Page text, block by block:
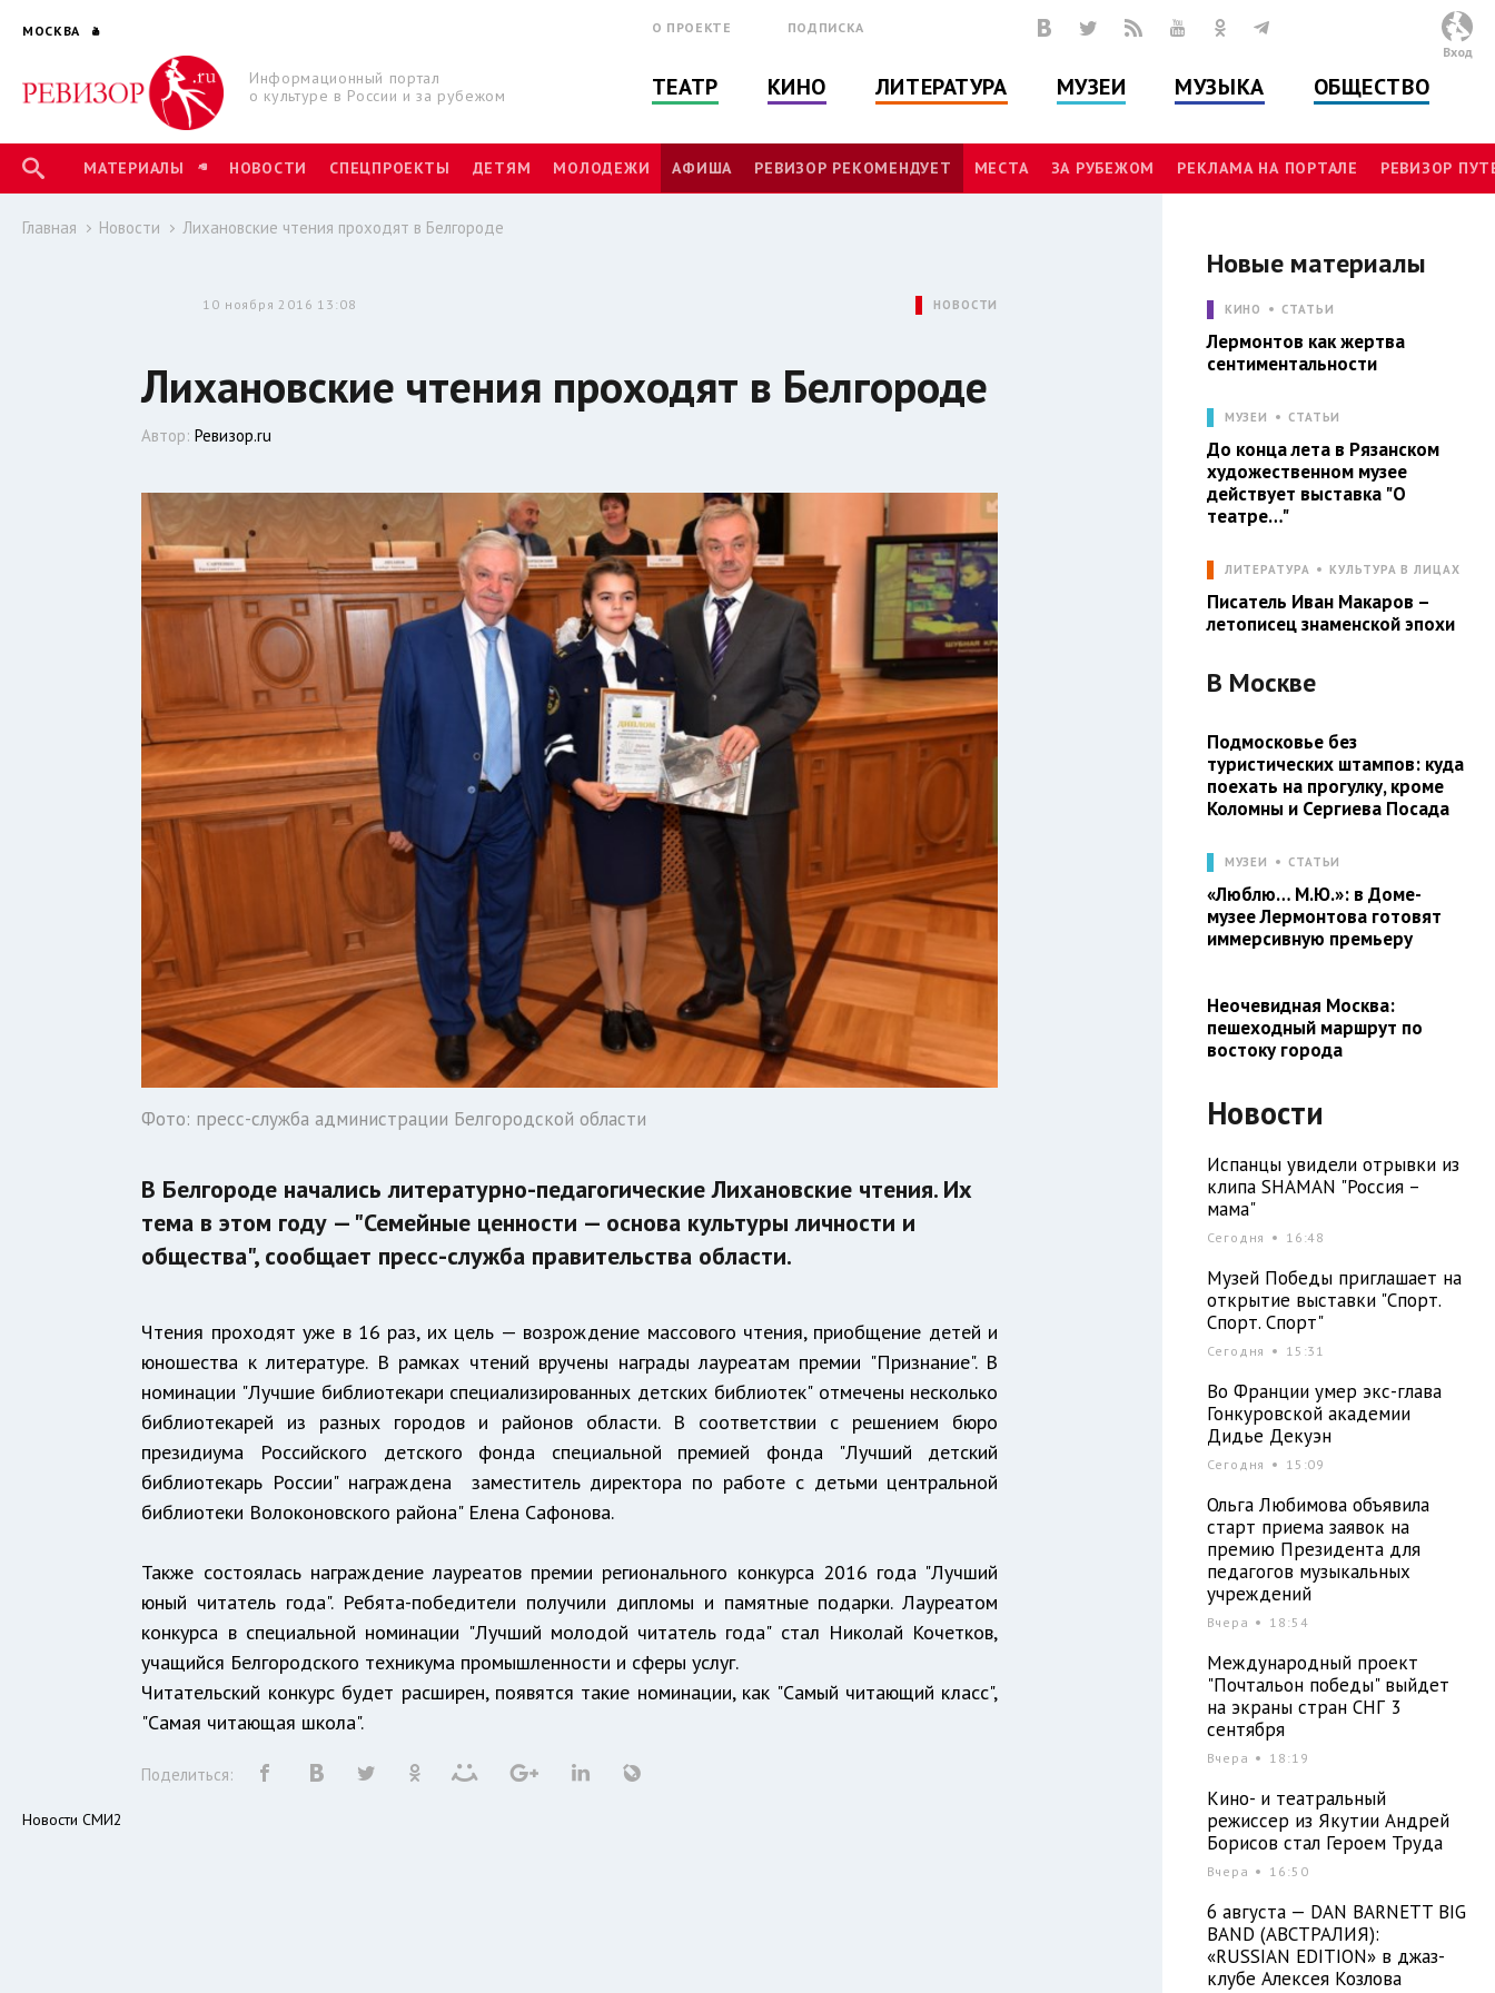
МОСКВА
Информационный портал
о культуре в России и за рубежом
О ПРОЕКТЕ ПОДПИСКА
ТЕАТР КИНО ЛИТЕРАТУРА МУЗЕИ МУЗЫКА ОБЩЕСТВО
Вход
МАТЕРИАЛЫ НОВОСТИ СПЕЦПРОЕКТЫ ДЕТЯМ МОЛОДЕЖИ АФИША РЕВИЗОР РЕКОМЕНДУЕТ МЕСТА ЗА РУБЕЖОМ РЕКЛАМА НА ПОРТАЛЕ РЕВИЗОР
Главная Новости Лихановские чтения проходят в Белгороде
10 ноября 2016 13:08 НОВОСТИ
Лихановские чтения проходят в Белгороде
Автор:Ревизор.ru
Фото: пресс-служба администрации Белгородской области
В Белгороде начались литературно-педагогические Лихановские чтения. Их
тема в этом году — "Семейные ценности — основа культуры личности и
общества", сообщает пресс-служба правительства области.
Чтения проходят уже в 16 раз, их цель — возрождение массового чтения, приобщение детей и
юношества к литературе. В рамках чтений вручены награды лауреатам премии "Признание". В
номинации "Лучшие библиотекари специализированных детских библиотек" отмечены несколько
библиотекарей из разных городов и районов области. В соответствии с решением бюро
президиума Российского детского фонда специальной премией фонда "Лучший детский
библиотекарь России" награждена заместитель директора по работе с детьми центральной
библиотеки Волоконовского района" Елена Сафонова.
Также состоялась награждение лауреатов премии регионального конкурса 2016 года "Лучший
юный читатель года". Ребята-победители получили дипломы и памятные подарки. Лауреатом
конкурса в специальной номинации "Лучший молодой читатель года" стал Николай Кочетков,
учащийся Белгородского техникума промышленности и сферы услуг.
Читательский конкурс будет расширен, появятся такие номинации, как "Самый читающий класс",
"Самая читающая школа".
Поделиться:
Новости СМИ2
Новые материалы
КИНО СТАТЬИ
Лермонтов как жертва
сентиментальности
МУЗЕИ СТАТЬИ
До конца лета в Рязанском
художественном музее
действует выставка "О
театре…"
ЛИТЕРАТУРА КУЛЬТУРА В ЛИЦАХ
Писатель Иван Макаров –
летописец знаменской эпохи
В Москве
Подмосковье без
туристических штампов: куда
поехать на прогулку, кроме
Коломны и Сергиева Посада
МУЗЕИ СТАТЬИ
«Люблю… М.Ю.»: в Доме-
музее Лермонтова готовят
иммерсивную премьеру
Неочевидная Москва:
пешеходный маршрут по
востоку города
Новости
Испанцы увидели отрывки из
клипа SHAMAN "Россия –
мама"
Сегодня 16:48
Музей Победы приглашает на
открытие выставки "Спорт.
Спорт. Спорт"
Сегодня 15:31
Во Франции умер экс-глава
Гонкуровской академии
Дидье Декуэн
Сегодня 15:09
Ольга Любимова объявила
старт приема заявок на
премию Президента для
педагогов музыкальных
учреждений
Вчера 18:54
Международный проект
"Почтальон победы" выйдет
на экраны стран СНГ 3
сентября
Вчера 18:19
Кино- и театральный
режиссер из Якутии Андрей
Борисов стал Героем Труда
Вчера 16:50
6 августа — DAN BARNETT BIG
BAND (АВСТРАЛИЯ):
«RUSSIAN EDITION» в джаз-
клубе Алексея Козлова